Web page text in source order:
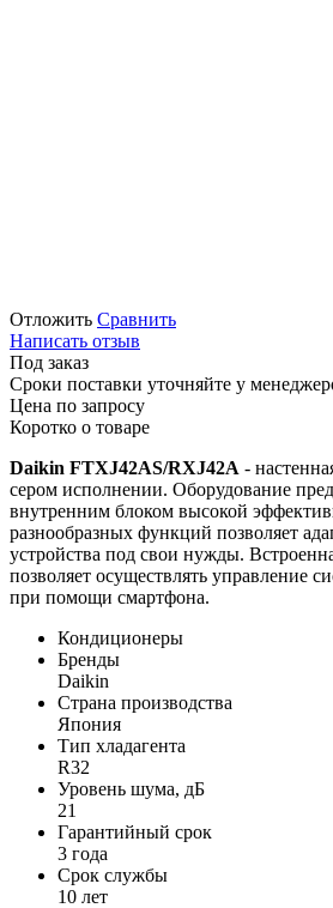
Отложить Сравнить
Написать отзыв
Под заказ
Сроки поставки уточняйте у
Цена по запросу
Коротко о товаре
Daikin FTXJ42AS/RXJ42A -
сером исполнении. Оборудование
внутренним блоком высокой
разнообразных функций позволяет
устройства под свои нужды.
позволяет осуществлять управление
при помощи смартфона.
Кондиционеры
Бренды
Daikin
Страна производства
Япония
Тип хладагента
R32
Уровень шума, дБ
21
Гарантийный срок
3 года
Срок службы
10 лет